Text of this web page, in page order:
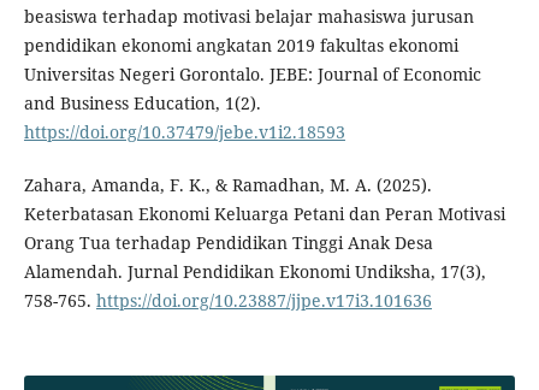
beasiswa terhadap motivasi belajar mahasiswa jurusan
pendidikan ekonomi angkatan 2019 fakultas ekonomi
Universitas Negeri Gorontalo. JEBE: Journal of Economic
and Business Education, 1(2).
https://doi.org/10.37479/jebe.v1i2.18593
Zahara, Amanda, F. K., & Ramadhan, M. A. (2025).
Keterbatasan Ekonomi Keluarga Petani dan Peran Motivasi
Orang Tua terhadap Pendidikan Tinggi Anak Desa
Alamendah. Jurnal Pendidikan Ekonomi Undiksha, 17(3),
758-765. https://doi.org/10.23887/jjpe.v17i3.101636